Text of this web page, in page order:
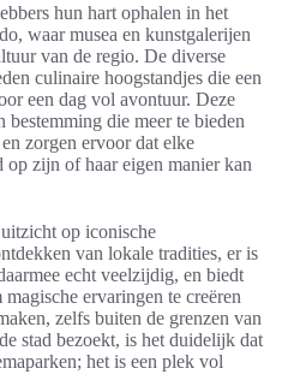
hun hart ophalen in het
waar musea en kunstgalerijen
van de regio. De diverse
culinaire hoogstandjes die een
een dag vol avontuur. Deze
die meer te bieden
zorgen ervoor dat elke
op zijn of haar eigen manier kan
op iconische
van lokale tradities, er is
echt veelzijdig, en biedt
ervaringen te creëren
zelfs buiten de grenzen van
stad bezoekt, is het duidelijk dat
het is een plek vol